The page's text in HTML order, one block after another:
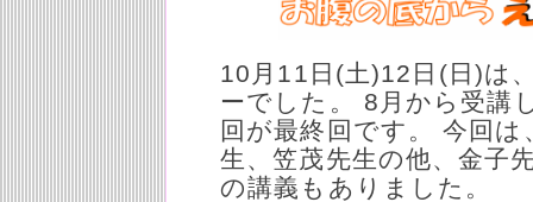
10月11日(土)12日(日)は
ーでした。 8月から受講
回が最終回です。 今回
生、笠茂先生の他、金子
の講義もありました。